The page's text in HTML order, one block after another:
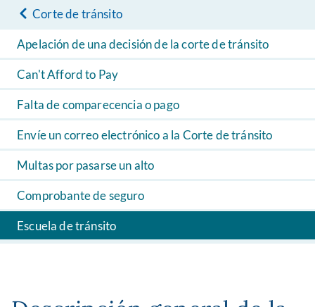
Corte de tránsito
Apelación de una decisión de la corte de tránsito
Can't Afford to Pay
Falta de comparecencia o pago
Envíe un correo electrónico a la Corte de tránsito
Multas por pasarse un alto
Comprobante de seguro
Escuela de tránsito